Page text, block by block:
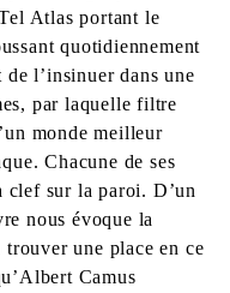
Atlas portant le
quotidiennement
de l’insinuer dans une
par laquelle filtre
monde meilleur
Chacune de ses
clef sur la paroi. D’un
nous évoque la
une place en ce
Camus